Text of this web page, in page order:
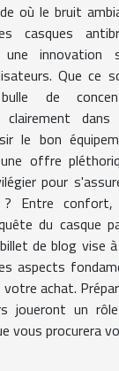
où le bruit
casques
une innovation
Que ce
de
clairement
le bon
offre
pour
? Entre
du casque
de blog vise
aspects
achat.
joueront un
vous procurera